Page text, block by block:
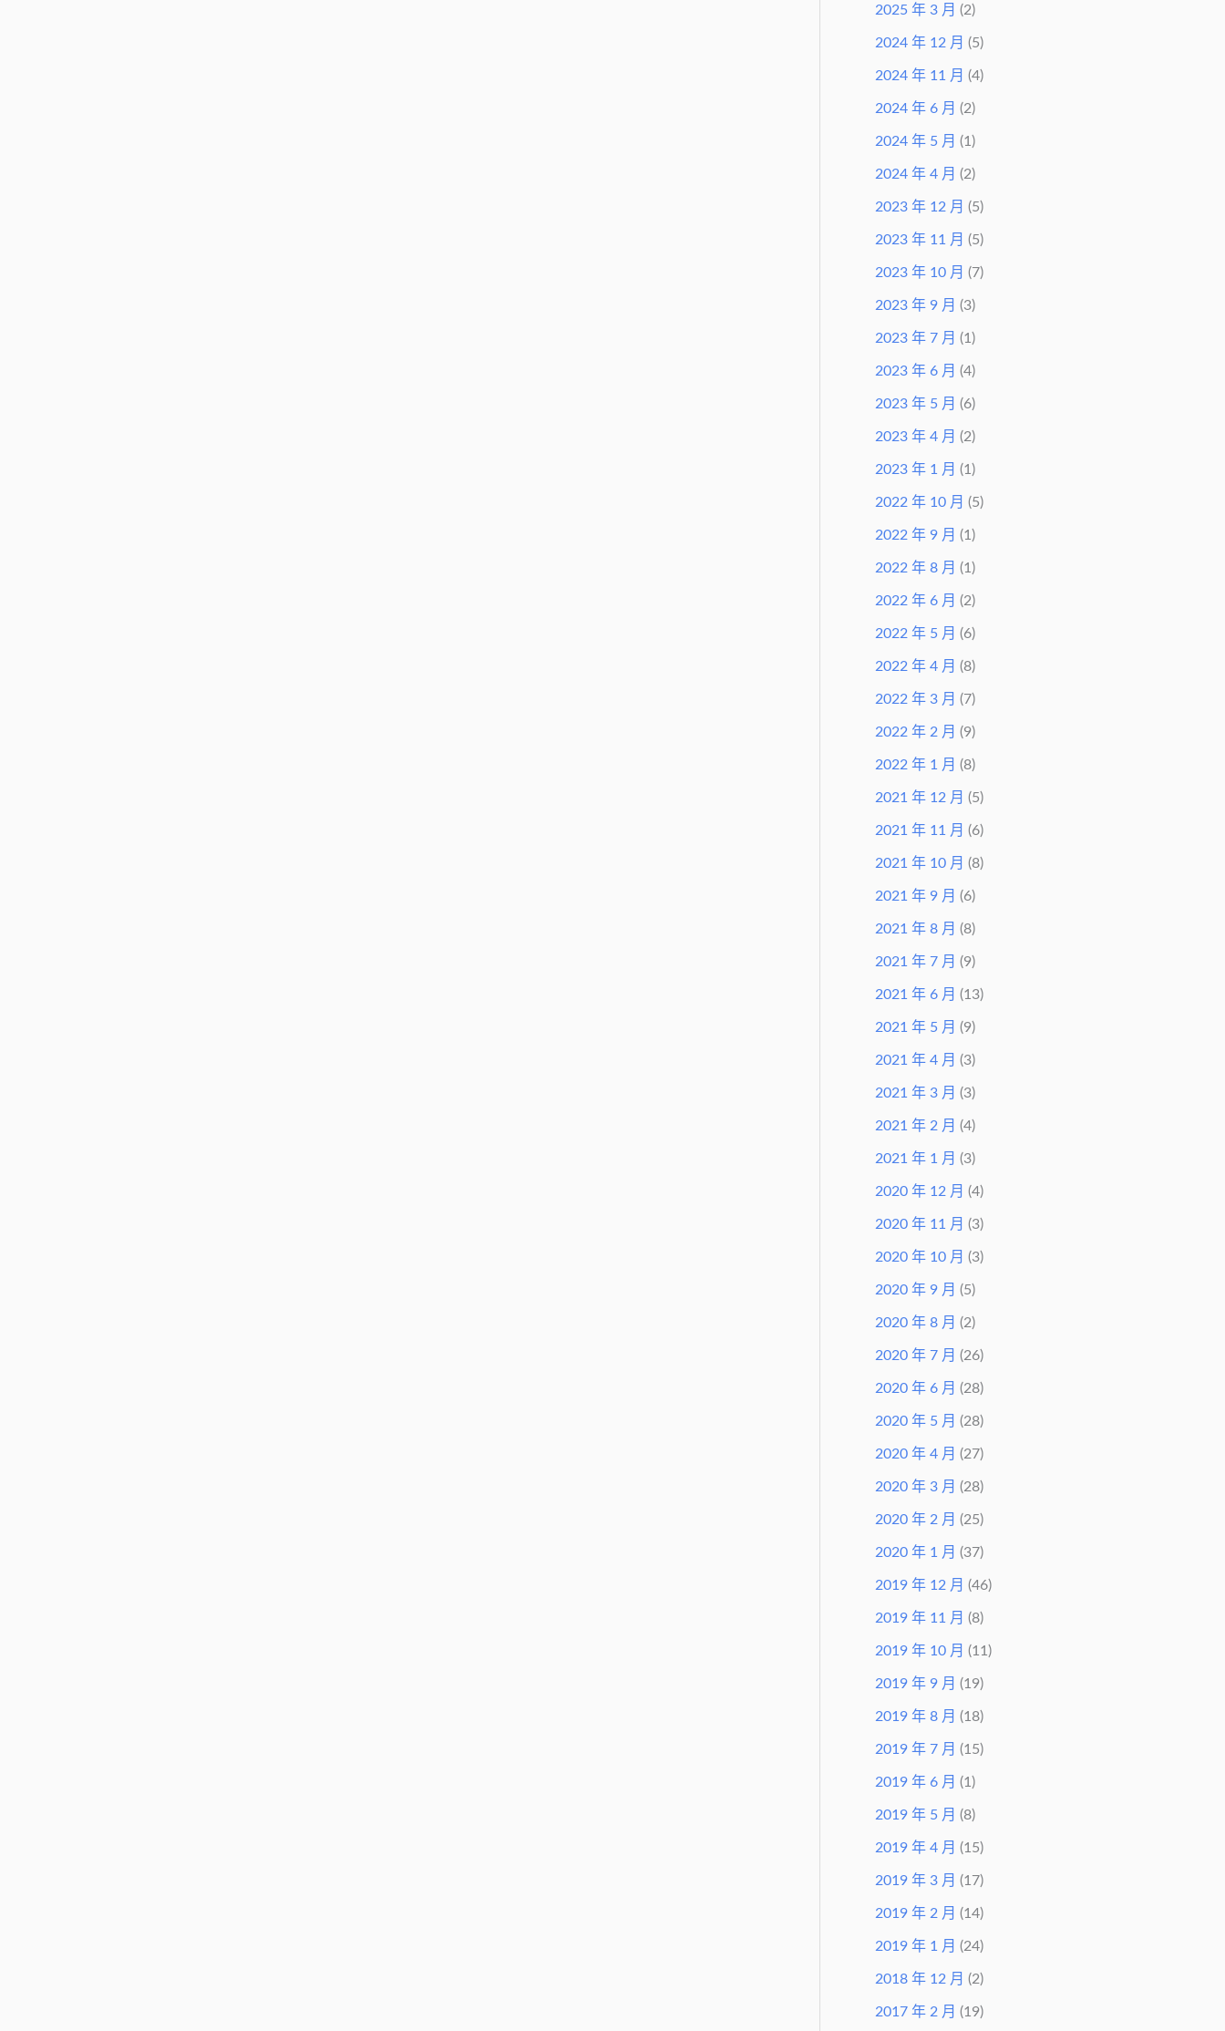
2025 年 3 月 (2)
2024 年 12 月 (5)
2024 年 11 月 (4)
2024 年 6 月 (2)
2024 年 5 月 (1)
2024 年 4 月 (2)
2023 年 12 月 (5)
2023 年 11 月 (5)
2023 年 10 月 (7)
2023 年 9 月 (3)
2023 年 7 月 (1)
2023 年 6 月 (4)
2023 年 5 月 (6)
2023 年 4 月 (2)
2023 年 1 月 (1)
2022 年 10 月 (5)
2022 年 9 月 (1)
2022 年 8 月 (1)
2022 年 6 月 (2)
2022 年 5 月 (6)
2022 年 4 月 (8)
2022 年 3 月 (7)
2022 年 2 月 (9)
2022 年 1 月 (8)
2021 年 12 月 (5)
2021 年 11 月 (6)
2021 年 10 月 (8)
2021 年 9 月 (6)
2021 年 8 月 (8)
2021 年 7 月 (9)
2021 年 6 月 (13)
2021 年 5 月 (9)
2021 年 4 月 (3)
2021 年 3 月 (3)
2021 年 2 月 (4)
2021 年 1 月 (3)
2020 年 12 月 (4)
2020 年 11 月 (3)
2020 年 10 月 (3)
2020 年 9 月 (5)
2020 年 8 月 (2)
2020 年 7 月 (26)
2020 年 6 月 (28)
2020 年 5 月 (28)
2020 年 4 月 (27)
2020 年 3 月 (28)
2020 年 2 月 (25)
2020 年 1 月 (37)
2019 年 12 月 (46)
2019 年 11 月 (8)
2019 年 10 月 (11)
2019 年 9 月 (19)
2019 年 8 月 (18)
2019 年 7 月 (15)
2019 年 6 月 (1)
2019 年 5 月 (8)
2019 年 4 月 (15)
2019 年 3 月 (17)
2019 年 2 月 (14)
2019 年 1 月 (24)
2018 年 12 月 (2)
2017 年 2 月 (19)